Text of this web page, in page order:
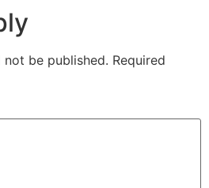
be published. Required